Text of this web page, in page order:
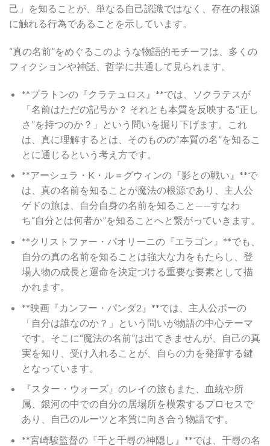
己」を知ることが、単なる自己認識ではなく、存在の根源
に触れる行為であることを示しています。
“真の名前”をめぐるこのような物語的モチーフは、多くの
フィクションや神話、哲学に共通して見られます。
**プラトンの『クラテュロス』**では、ソクラテスが
「名前はただの記号か？ それとも本質を反映する“正し
さ”を持つのか？」という問いを掘り下げます。これ
は、真に理解するとは、そのものの“本質の名”を知るこ
とに通じるという考え方です。
**アーシュラ・K・ル＝グウィンの『影との戦い』**で
は、真の名前を知ることが魔法の根源であり、主人公
ゲドの旅は、自分自身の名前を知ること——すなわ
ち“自分とは何者か”を知ることへと繋がっていきます。
**クリストファー・パオリーニの『エラゴン』**でも、
自分の真の名前を知ることは強大な力をもたらし、登
場人物の成長と運命を決定づける重要な要素として描
かれます。
**映画『カンフー・パンダ2』**では、主人公ポーの
「自分は誰なのか？」という問いが物語の中心テーマ
です。そこに“魔法の名前”は出てきませんが、自己の真
実を知り、受け入れることが、自らの力を発揮する鍵
となっています。
『スター・ウォーズ』のレイの旅もまた、血統や所
属、銀河の中での自分の居場所を模索するプロセスで
あり、自己のルーツと本質に向き合う物語です。
**宮崎駿監督の『千と千尋の神隠し』**では、千尋の名